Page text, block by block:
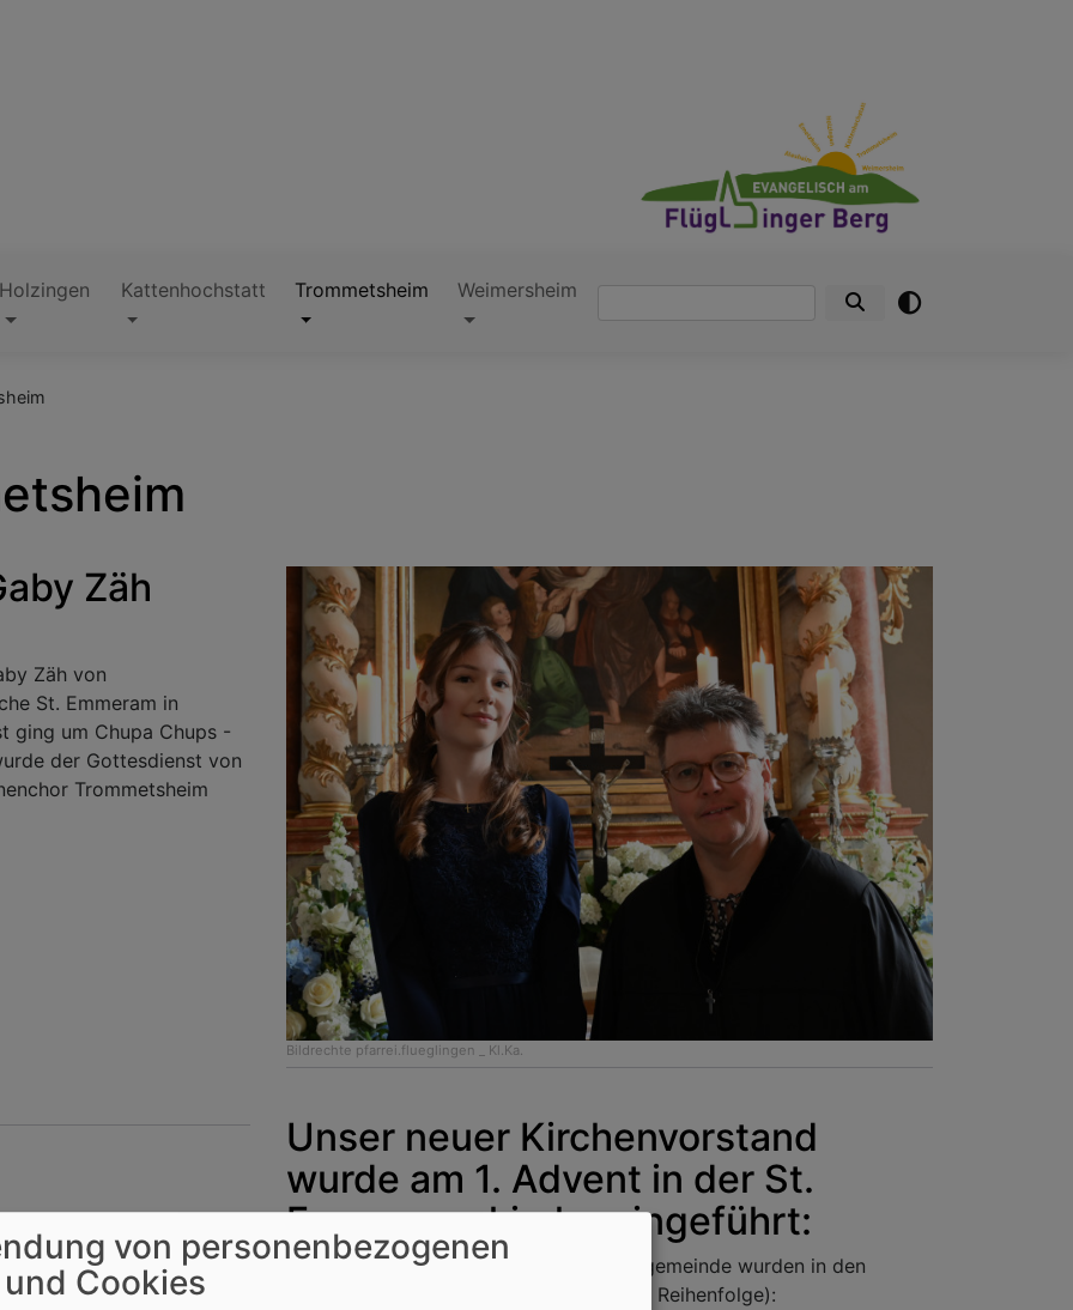
Holzingen Kattenhochstatt Trommetsheim WeimersheimSuche
Bildrechte pfarrei.flueglingen _ Kl.Ka.
Zäh
Zäh von
St. Emmeram in
ging um Chupa Chups -
der Gottesdienst von
Trommetsheim
Unser neuer Kirchenvorstand
wurde am 1. Advent in der St.
Emmeramskirche eingeführt:
Folgende Personen aus unserer Kirchengemeinde wurden in den
Kirchenvorstand gewählt (alphabetische Reihenfolge):
von personenbezogenen
Cookies